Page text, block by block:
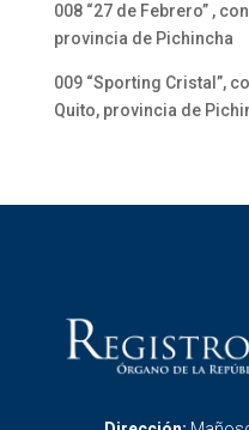
008 “27 de Febrero” ,
provincia de Pichincha
009 “Sporting Cristal”,
Quito, provincia de